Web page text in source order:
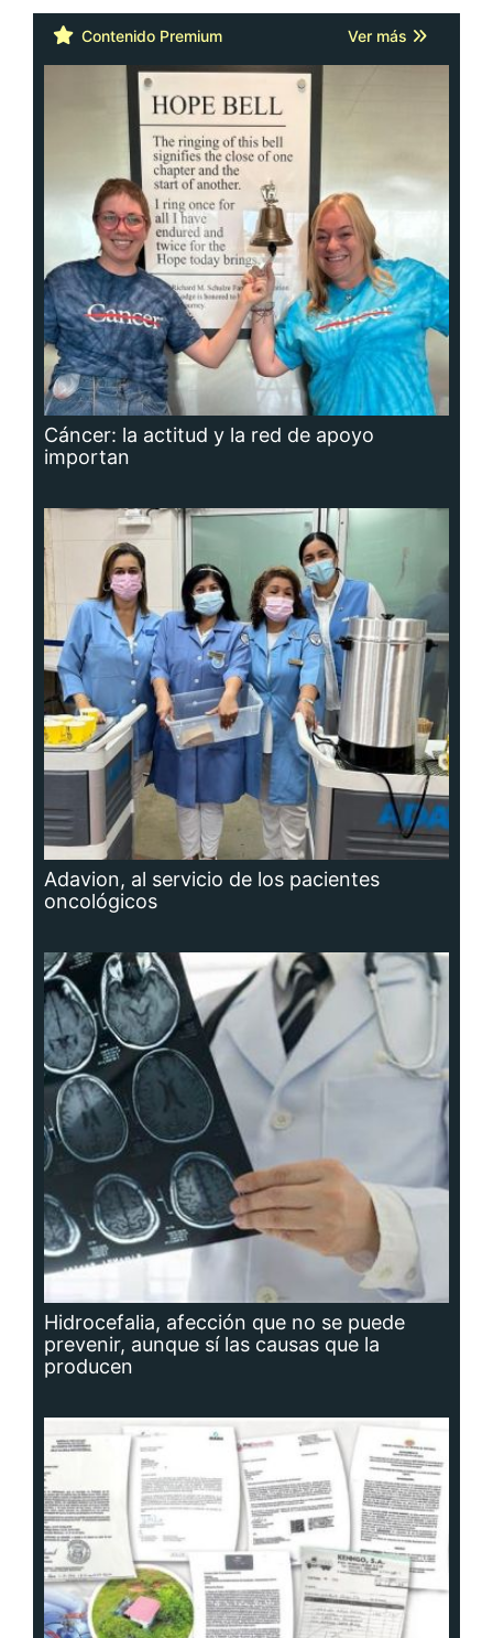
Contenido Premium Ver más
Cáncer: la actitud y la red de apoyo
importan
Adavion, al servicio de los pacientes
oncológicos
Hidrocefalia, afección que no se puede
prevenir, aunque sí las causas que la
producen